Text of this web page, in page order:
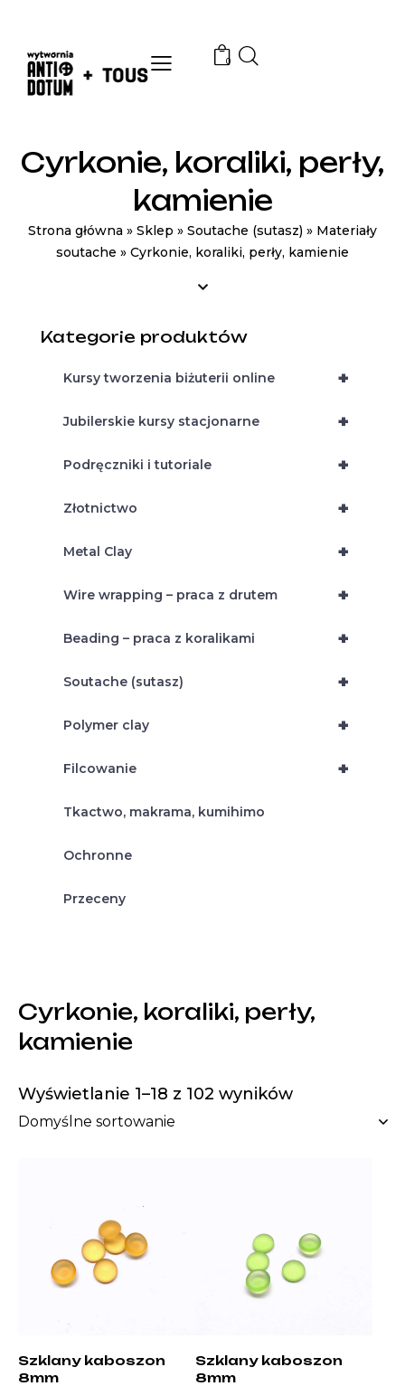
0
Cyrkonie, koraliki, perły,
kamienie
Strona główna » Sklep » Soutache (sutasz) » Materiały
soutache » Cyrkonie, koraliki, perły, kamienie
Cyrkonie, koraliki, perły,
kamienie
Wyświetlanie 1–18 z 102 wyników
Szklany kaboszon
8mm
Szklany kaboszon
8mm
Kategorie produktów
+
Kursy tworzenia biżuterii online
+
Jubilerskie kursy stacjonarne
+
Podręczniki i tutoriale
+
Złotnictwo
+
Metal Clay
+
Wire wrapping – praca z drutem
+
Beading – praca z koralikami
+
Soutache (sutasz)
+
Polymer clay
+
Filcowanie
Tkactwo, makrama, kumihimo
Ochronne
Przeceny